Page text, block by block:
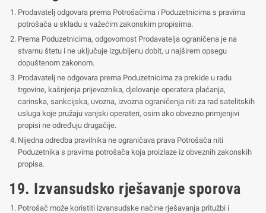
Prodavatelj odgovara prema Potrošačima i Poduzetnicima s pravima
potrošača u skladu s važećim zakonskim propisima.
Prema Poduzetnicima, odgovornost Prodavatelja ograničena je na
stvarnu štetu i ne uključuje izgubljenu dobit, u najširem opsegu
dopuštenom zakonom.
Prodavatelj ne odgovara prema Poduzetnicima za prekide u radu
trgovine, kašnjenja prijevoznika, djelovanje operatera plaćanja,
carinska, sankcijska, uvozna, izvozna ograničenja niti za rad satelitskih
usluga koje pružaju vanjski operateri, osim ako obvezno primjenjivi
propisi ne određuju drugačije.
Nijedna odredba pravilnika ne ograničava prava Potrošača niti
Poduzetnika s pravima potrošača koja proizlaze iz obveznih zakonskih
propisa.
19. Izvansudsko rješavanje sporova
Potrošač može koristiti izvansudske načine rješavanja pritužbi i